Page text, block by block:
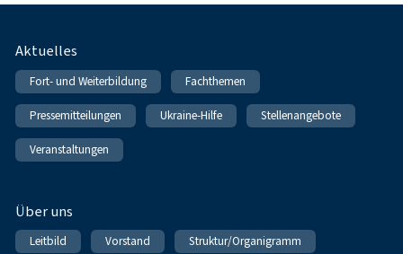
Fußnavigation
Aktuelles
Fort- und Weiterbildung Fachthemen
Pressemitteilungen Ukraine-Hilfe Stellenangebote
Veranstaltungen
Über uns
Leitbild Vorstand Struktur/Organigramm